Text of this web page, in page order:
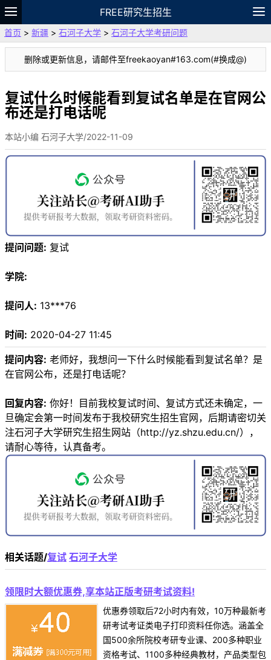
FREE研究生招生
题库
故事 专题 APP 笔记
VIP
资料
首页 > 新疆 > 石河子大学 > 石河子大学考研问题
删除或更新信息，请邮件至freekaoyan#163.com(#换成@)
复试什么时候能看到复试名单是在官网公
布还是打电话呢
本站小编 石河子大学/2022-11-09
提问问题: 复试
学院:
提问人: 13***76
时间: 2020-04-27 11:45
提问内容: 老师好，我想问一下什么时候能看到复试名单？是
在官网公布，还是打电话呢？
回复内容: 你好！目前我校复试时间、复试方式还未确定，一
旦确定会第一时间发布于我校研究生招生官网，后期请密切关
注石河子大学研究生招生网站（http://yz.shzu.edu.cn/），
请耐心等待，认真备考。
相关话题/复试 石河子大学
领限时大额优惠券,享本站正版考研考试资料!
优惠券领取后72小时内有效，10万种最新考
研考试考证类电子打印资料任你选。涵盖全
国500余所院校考研专业课、200多种职业
资格考试、1100多种经典教材，产品类型包